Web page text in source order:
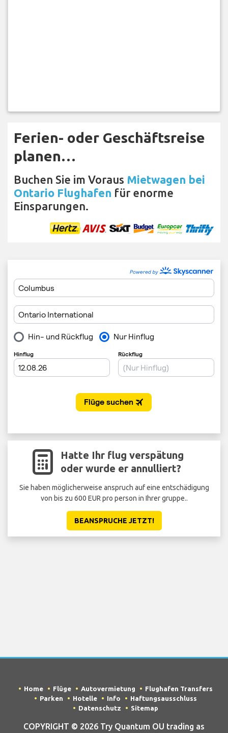
Ferien- oder Geschäftsreise
planen…
Buchen Sie im Voraus Mietwagen bei
Ontario Flughafen für enorme
Einsparungen.
Hatte Ihr flug verspätung
oder wurde er annulliert?
Sie haben möglicherweise anspruch auf eine entschädigung
von bis zu 600 EUR pro person in Ihrer gruppe..
BEANSPRUCHE JETZT!
Home Flüge Autovermietung
Flughafen Transfers
Parken
Hotelle Info
Haftungsausschluss
Datenschutz
Sitemap
COPYRIGHT © 2026 Try Quantum OU trading as